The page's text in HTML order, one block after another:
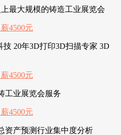
最大规模的铸造工业展览会
20年3D打印3D扫描专家 3D
工业展览会服务
资产预测行业集中度分析